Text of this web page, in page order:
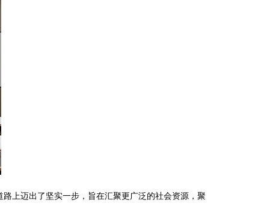
上迈出了坚实一步，旨在汇聚更广泛的社会资源，聚